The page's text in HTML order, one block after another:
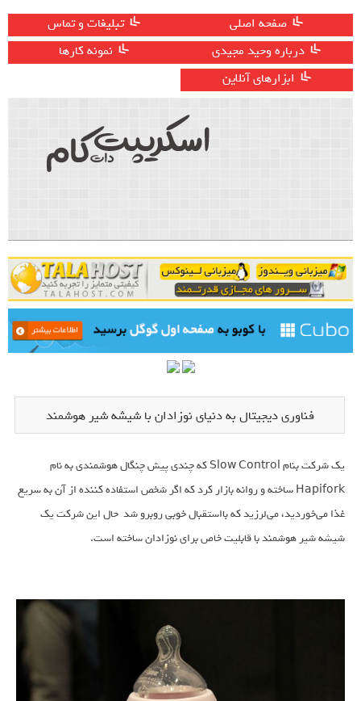
صفحه اصلی
تبلیغات و تماس
درباره وحید مجیدی
نمونه کارها
ابزارهای آنلاین
فناوری دیجیتال به دنیای نوزادان با شیشه شیر هوشمند
یک شرکت بنام Slow Control که چندی پیش چنگال هوشمندی به نام
Hapifork ساخته و روانه بازار کرد که اگر شخص استفاده کننده از آن به سریع
غذا می‌خوردید، می‌لرزید که بااستقبال خوبی روبرو شد حال این شرکت یک
شیشه شیر هوشمند با قابلیت خاص برای نوزادان ساخته است.